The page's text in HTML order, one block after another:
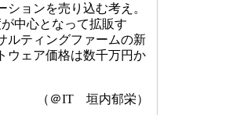
ョンを売り込む考え。
中心となって拡販す
ルティングファームの新
ウェア価格は数千万円か
（＠IT 垣内郁栄）